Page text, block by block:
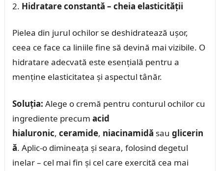
Hidratare constantă – cheia elasticității
Pielea din jurul ochilor se deshidratează ușor,
ceea ce face ca liniile fine să devină mai vizibile. O
hidratare adecvată este esențială pentru a
menține elasticitatea și aspectul tânăr.
Soluția: Alege o cremă pentru conturul ochilor cu
ingrediente precum acid
hialuronic, ceramide, niacinamidă sau glicerin
ă. Aplic-o dimineața și seara, folosind degetul
inelar – cel mai fin și cel care exercită cea mai